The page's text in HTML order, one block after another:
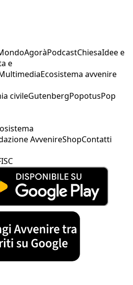
AgoràPodcastChiesaIdee e
e
Ecosistema avvenire
civileGutenbergPopotusPop
AvvenireShopContatti